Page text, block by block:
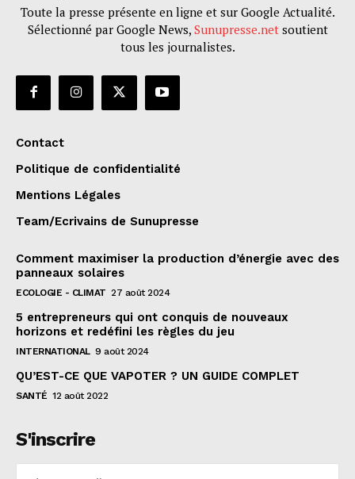
Toute la presse présente en ligne et sur Google Actualité.
Sélectionné par Google News, Sunupresse.netsoutient
tous les journalistes.
Contact
Politique de confidentialité
Mentions Légales
Team/Ecrivains de Sunupresse
Comment maximiser la production d’énergie avec des
panneaux solaires
ECOLOGIE - CLIMAT 27 août 2024
5 entrepreneurs qui ont conquis de nouveaux
horizons et redéfini les règles du jeu
INTERNATIONAL 9 août 2024
QU’EST-CE QUE VAPOTER ? UN GUIDE COMPLET
SANTÉ 12 août 2022
S'inscrire